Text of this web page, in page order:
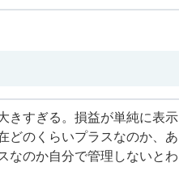
きすぎる。損益が単純に表示
どのくらいプラスなのか、あ
なのか自分で管理しないとわ